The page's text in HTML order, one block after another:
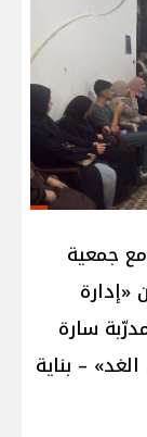
جمعية
«إدارة
سارة
– بناية